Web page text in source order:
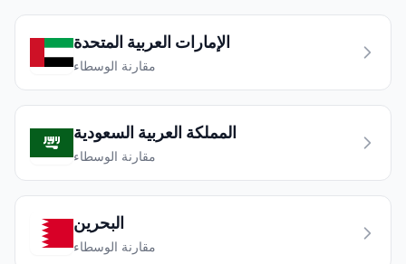
الإمارات العربية المتحدة
مقارنة الوسطاء
المملكة العربية السعودية
مقارنة الوسطاء
البحرين
مقارنة الوسطاء